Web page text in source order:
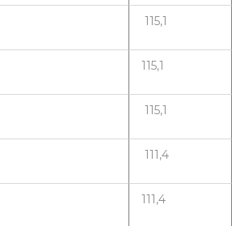
115,1
115,1
115,1
111,4
111,4